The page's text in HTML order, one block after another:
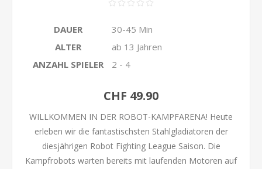
DAUER
30-45 Min
ALTER
ab 13 Jahren
ANZAHL SPIELER
2 - 4
CHF 49.90
WILLKOMMEN IN DER ROBOT-KAMPFARENA! Heute
erleben wir die fantastischsten Stahlgladiatoren der
diesjährigen Robot Fighting League Saison. Die
Kampfrobots warten bereits mit laufenden Motoren auf